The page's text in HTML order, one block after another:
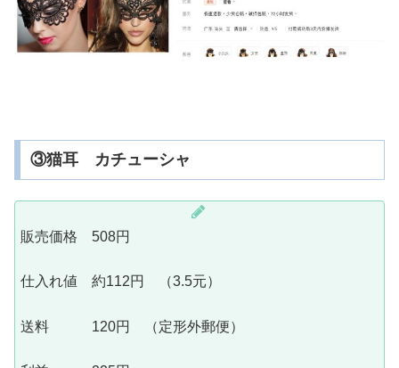
③猫耳 カチューシャ
販売価格 508円
仕入れ値 約112円 （3.5元）
送料 120円 （定形外郵便）